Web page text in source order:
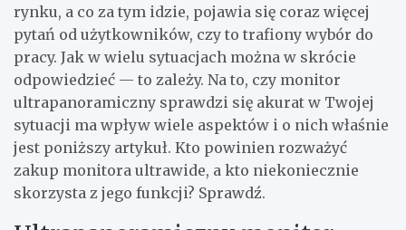
rynku, a co za tym idzie, pojawia się coraz więcej
pytań od użytkowników, czy to trafiony wybór do
pracy. Jak w wielu sytuacjach można w skrócie
odpowiedzieć — to zależy. Na to, czy monitor
ultrapanoramiczny sprawdzi się akurat w Twojej
sytuacji ma wpływ wiele aspektów i o nich właśnie
jest poniższy artykuł. Kto powinien rozważyć
zakup monitora ultrawide, a kto niekoniecznie
skorzysta z jego funkcji? Sprawdź.